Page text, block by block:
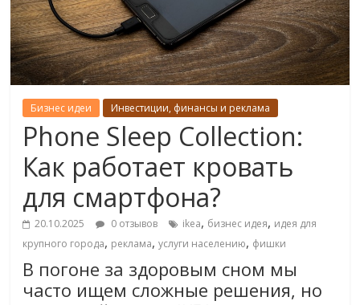
Бизнес идеи Инвестиции, финансы и реклама
Phone Sleep Collection:
Как работает кровать
для смартфона?
20.10.2025 0 отзывов ikea, бизнес идея, идея для
крупного города, реклама,услуги населению, фишки
В погоне за здоровым сном мы
часто ищем сложные решения, но